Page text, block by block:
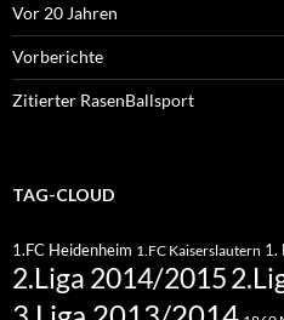
Vor 20 Jahren
Vorberichte
Zitierter RasenBallsport
TAG-CLOUD
1.FC Heidenheim 1.FC Kaiserslautern 1.
2.Liga 2014/2015